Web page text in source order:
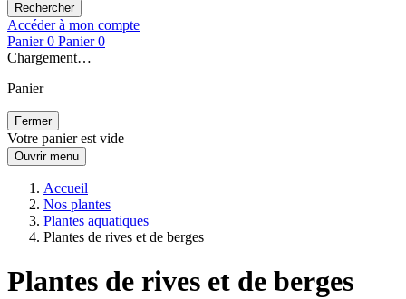
Rechercher
Accéder à mon compte
Panier 0 Panier 0
Chargement…
Panier
Fermer
Votre panier est vide
Ouvrir menu
Accueil
Nos plantes
Plantes aquatiques
Plantes de rives et de berges
Plantes de rives et de berges